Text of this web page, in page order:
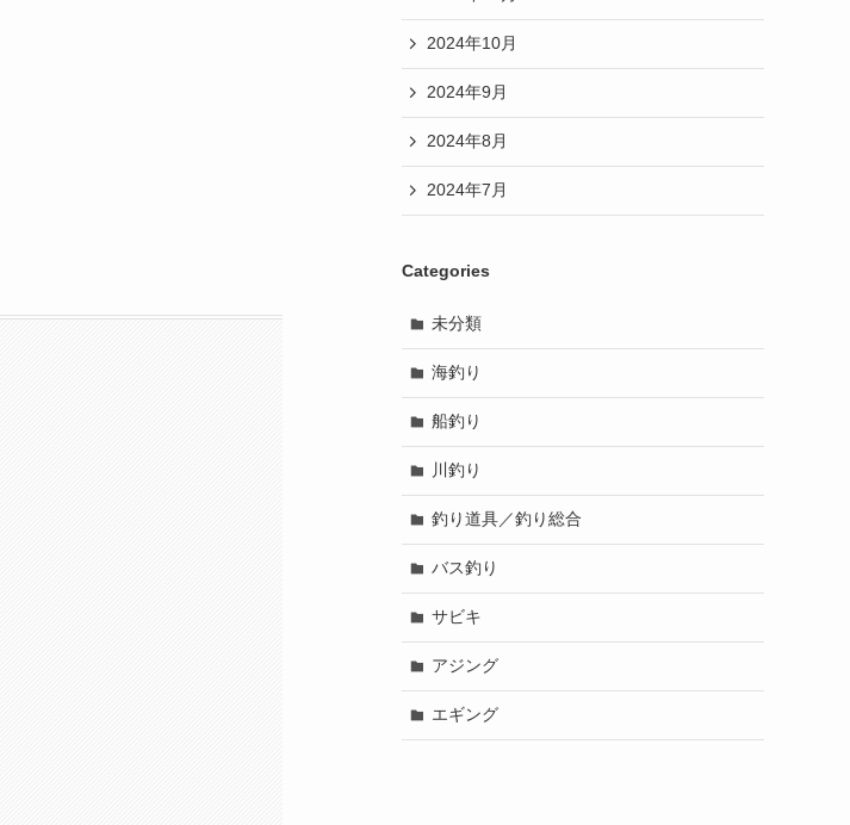
2024年10月
2024年9月
2024年8月
2024年7月
Categories
未分類
海釣り
船釣り
川釣り
釣り道具／釣り総合
バス釣り
サビキ
アジング
エギング